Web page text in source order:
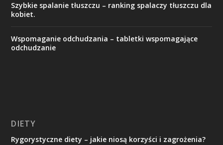
Szybkie spalanie tłuszczu – ranking spalaczy tłuszczu dla
kobiet.
Wspomaganie odchudzania – tabletki wspomagające
odchudzanie
DIETY
Rygorystyczne diety – jakie niosą korzyści i zagrożenia?